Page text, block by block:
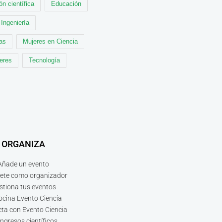
científica Educación
Ingeniería
Mujeres en Ciencia
Tecnología
ORGANIZA
un evento
como organizador
tus eventos
Evento Ciencia
con Evento Ciencia